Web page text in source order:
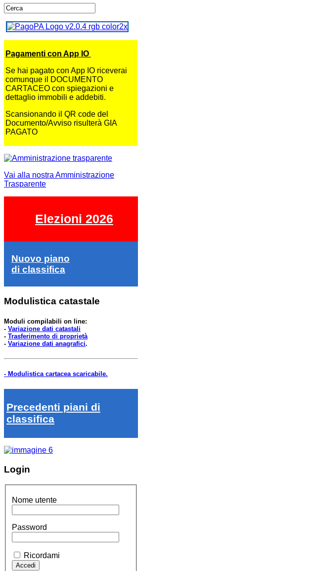
Pagamenti con App IO
Se hai pagato con App IO riceverai
comunque il DOCUMENTO
CARTACEO con spiegazioni e
dettaglio immobili e addebiti.
Scansionando il QR code del
Documento/Avviso risulterà GIA
PAGATO
Vai alla nostra Amministrazione
Trasparente
Elezioni 2026
Nuovo piano
di classifica
Modulistica catastale
Moduli compilabili on line:
- Variazione dati catastali
- Trasferimento di proprietà
- Variazione dati anagrafici.
- Modulistica cartacea scaricabile.
Precedenti piani di
classifica
Login
Nome utente
Password
Ricordami